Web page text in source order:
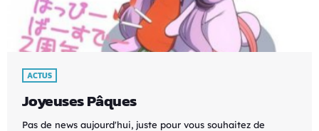
ACTUS
Joyeuses Pâques
Pas de news aujourd'hui, juste pour vous souhaitez de